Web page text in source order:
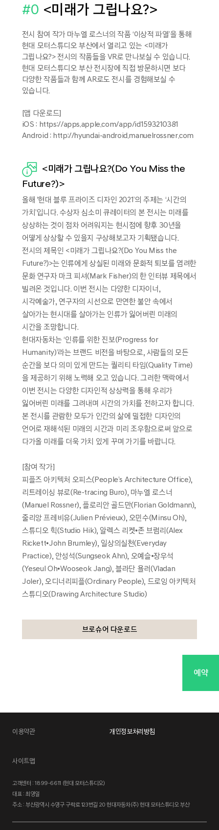
0 <미래가 그립나요?>
전시 참여 작가 마누엘 로스너의 작품 ‘이상적 파열’을 통해
현대 모터스튜디오 부산에서 열리고 있는 <미래가
그립나요?> 전시의 작품들을 VR로 만나보실 수 있습니다.
현대 모터스튜디오 부산 전시장에 직접 방문하시면 보다
다양한 작품들과 함께 AR로도 전시를 경험해보실 수
있습니다.
[앱 다운로드]
iOS : https://apps.apple.com/app/id1593210381
Android : http://hyundai-android.manuelrossner.com
<미래가 그립나요?(Do You Miss the
Future?)>
올해 '현대 블루 프라이즈 디자인 2021’의 주제는 ‘시간의
가치’입니다. 수상자 심소미 큐레이터의 본 전시는 미래를
상상하는 것이 점차 어려워지는 현시점에 향후 30년을
어떻게 상상할 수 있을지 구상해보고자 기획됐습니다.
전시의 제목인 <미래가 그립나요?(Do You Miss the
Future?)>는 인류에게 상실된 미래와 문화적 퇴보를 염려한
문화 연구자 마크 피셔(Mark Fisher)의 한 인터뷰 제목에서
빌려온 것입니다. 이번 전시는 다양한 디자이너,
시각예술가, 연구자의 시선으로 만연한 불안 속에서
살아가는 현시대를 살아가는 인류가 잃어버린 미래의
시간을 조망합니다.
현대자동차는 ‘인류를 위한 진보(Progress for
Humanity)’라는 브랜드 비전을 바탕으로, 사람들의 모든
순간을 보다 의미 있게 만드는 퀄리티 타임(Quality Time)
을 제공하기 위해 노력해 오고 있습니다. 그러한 맥락에서
이번 전시는 다양한 디자인적 상상력을 통해 우리가
잃어버린 미래를 그려내며 시간의 가치를 전하고자 합니다.
본 전시를 관람한 모두가 인간의 삶에 밀접한 디자인의
언어로 재해석된 미래의 시간과 미리 조우함으로써 앞으로
다가올 미래를 더욱 가치 있게 꾸며 가기를 바랍니다.
[참여 작가]
피플즈 아키텍처 오피스(People’s Architecture Office),
리트레이싱 뷰로(Re-tracing Buro), 마누엘 로스너
(Manuel Rossner), 플로리안 골드만(Florian Goldmann),
줄리앙 프레비유(Julien Prévieux), 오민수(Minsu Oh),
스튜디오 힉(Studio Hik), 알렉스 리켓•존 브럼리(Alex
Rickett•John Brumley), 일상의실천(Everyday
Practice), 안성석(Sungseok Ahn), 오예슬•장우석
(Yeseul Oh•Wooseok Jang), 블라단 욜러(Vladan
Joler), 오디너리피플(Ordinary People), 드로잉 아키텍처
스튜디오(Drawing Architecture Studio)
브로슈어 다운로드
예약
이용약관 개인정보처리방침
사이트맵
고객센터 : 1899-6611 (현대 모터스튜디오)
대표 : 최영일
주소 : 부산광역시 수영구 구락로 123번길 20 현대자동차(주) 현대 모터스튜디오 부산